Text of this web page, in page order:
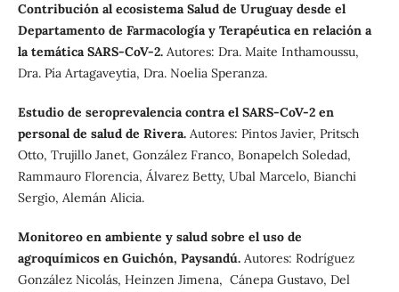
Contribución al ecosistema Salud de Uruguay desde el
Departamento de Farmacología y Terapéutica en relación a
la temática SARS-CoV-2. Autores: Dra. Maite Inthamoussu,
Dra. Pía Artagaveytia, Dra. Noelia Speranza.
Estudio de seroprevalencia contra el SARS-CoV-2 en
personal de salud de Rivera. Autores: Pintos Javier, Pritsch
Otto, Trujillo Janet, González Franco, Bonapelch Soledad,
Rammauro Florencia, Álvarez Betty, Ubal Marcelo, Bianchi
Sergio, Alemán Alicia.
Monitoreo en ambiente y salud sobre el uso de
agroquímicos en Guichón, Paysandú. Autores: Rodríguez
González Nicolás, Heinzen Jimena, Cánepa Gustavo, Del